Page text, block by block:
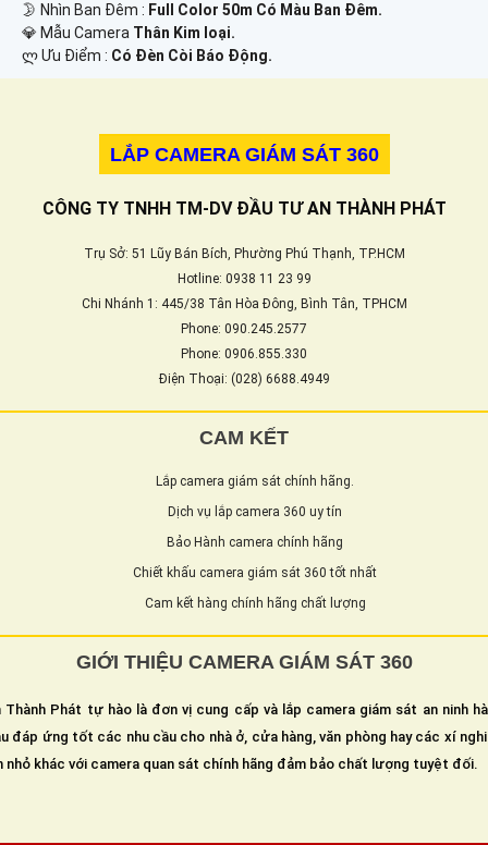
🌛 Nhìn Ban Đêm : Full Color 50m Có Màu Ban Ðêm.
💎 Mẫu Camera Thân Kim loại.
️ლ Ưu Điểm : Có Ðèn Còi Báo Động.
LẮP CAMERA GIÁM SÁT 360
CÔNG TY TNHH TM-DV ĐẦU TƯ AN THÀNH PHÁT
Trụ Sở: 51 Lũy Bán Bích, Phường Phú Thạnh, TP.HCM
Hotline: 0938 11 23 99
Chi Nhánh 1: 445/38 Tân Hòa Đông, Bình Tân, TPHCM
Phone: 090.245.2577
Phone: 0906.855.330
Điện Thoại: (028) 6688.4949
CAM KẾT
Lắp camera giám sát chính hãng.
Dịch vụ lắp camera 360 uy tín
Bảo Hành camera chính hãng
Chiết khấu camera giám sát 360 tốt nhất
Cam kết hàng chính hãng chất lượng
GIỚI THIỆU CAMERA GIÁM SÁT 360
Thành Phát tự hào là đơn vị cung cấp và lắp camera giám sát an ninh
đáp ứng tốt các nhu cầu cho nhà ở, cửa hàng, văn phòng hay các xí
nhỏ khác với camera quan sát chính hãng đảm bảo chất lượng tuyệt đối.